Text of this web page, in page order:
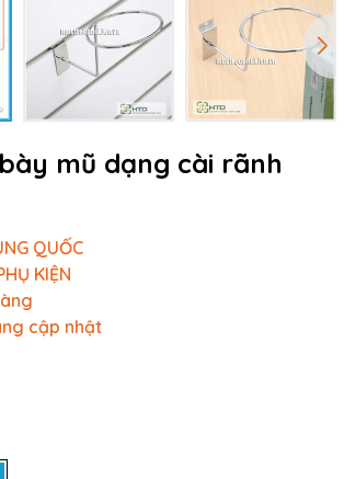
mũ dạng cài rãnh
QUỐC
KIỆN
cập nhật